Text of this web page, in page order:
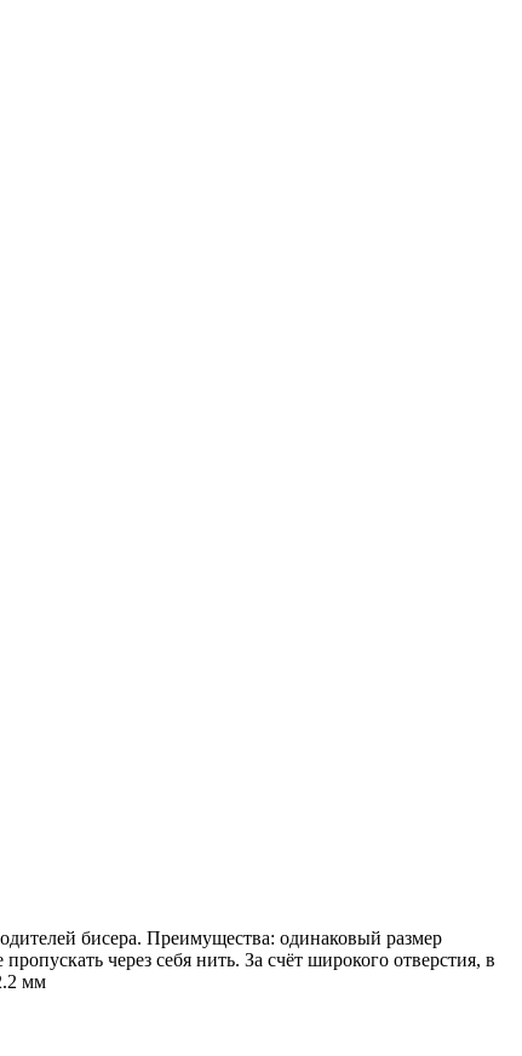
бисера. Преимущества: одинаковый размер
через себя нить. За счёт широкого отверстия, в
мм